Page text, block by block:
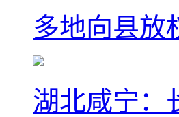
多地向县放
湖北咸宁：